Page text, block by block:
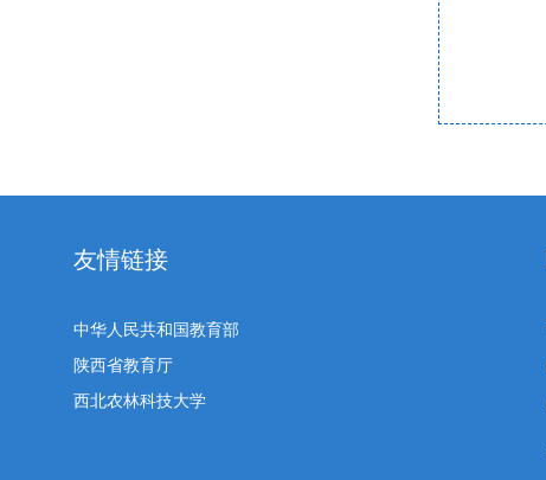
友情链接
中华人民共和国教育部
陕西省教育厅
西北农林科技大学